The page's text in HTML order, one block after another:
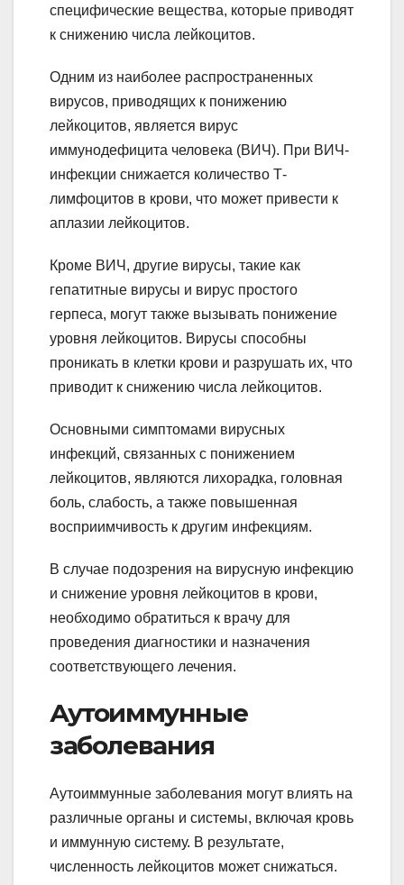
специфические вещества, которые приводят
к снижению числа лейкоцитов.
Одним из наиболее распространенных
вирусов, приводящих к понижению
лейкоцитов, является вирус
иммунодефицита человека (ВИЧ). При ВИЧ-
инфекции снижается количество Т-
лимфоцитов в крови, что может привести к
аплазии лейкоцитов.
Кроме ВИЧ, другие вирусы, такие как
гепатитные вирусы и вирус простого
герпеса, могут также вызывать понижение
уровня лейкоцитов. Вирусы способны
проникать в клетки крови и разрушать их, что
приводит к снижению числа лейкоцитов.
Основными симптомами вирусных
инфекций, связанных с понижением
лейкоцитов, являются лихорадка, головная
боль, слабость, а также повышенная
восприимчивость к другим инфекциям.
В случае подозрения на вирусную инфекцию
и снижение уровня лейкоцитов в крови,
необходимо обратиться к врачу для
проведения диагностики и назначения
соответствующего лечения.
Аутоиммунные
заболевания
Аутоиммунные заболевания могут влиять на
различные органы и системы, включая кровь
и иммунную систему. В результате,
численность лейкоцитов может снижаться.